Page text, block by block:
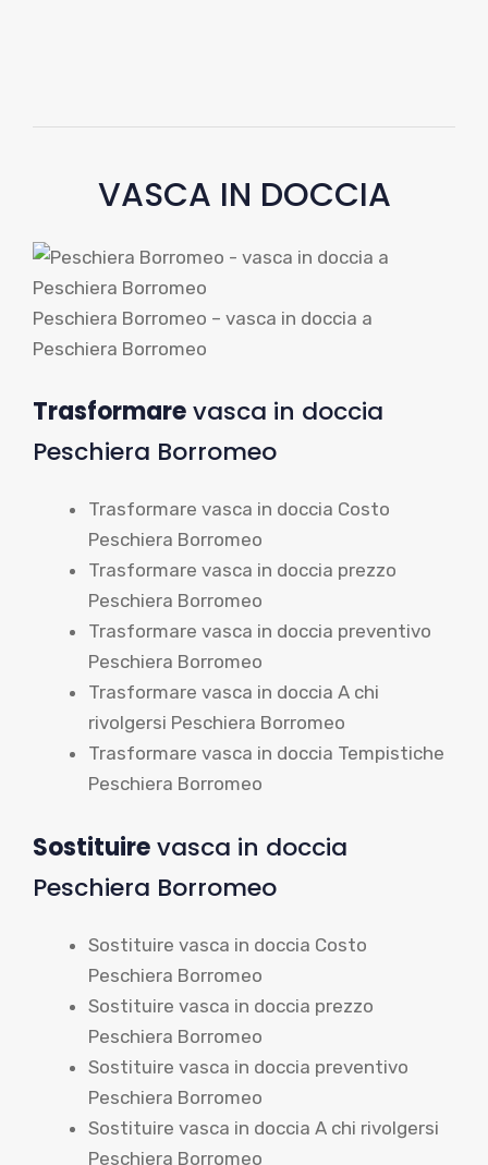
VASCA IN DOCCIA
Peschiera Borromeo – vasca in doccia a
Peschiera Borromeo
Trasformarevasca in doccia
Peschiera Borromeo
Trasformare vasca in doccia Costo
Peschiera Borromeo
Trasformare vasca in doccia prezzo
Peschiera Borromeo
Trasformare vasca in doccia preventivo
Peschiera Borromeo
Trasformare vasca in doccia A chi
rivolgersi Peschiera Borromeo
Trasformare vasca in doccia Tempistiche
Peschiera Borromeo
Sostituirevasca in doccia
Peschiera Borromeo
Sostituire vasca in doccia Costo
Peschiera Borromeo
Sostituire vasca in doccia prezzo
Peschiera Borromeo
Sostituire vasca in doccia preventivo
Peschiera Borromeo
Sostituire vasca in doccia A chi rivolgersi
Peschiera Borromeo